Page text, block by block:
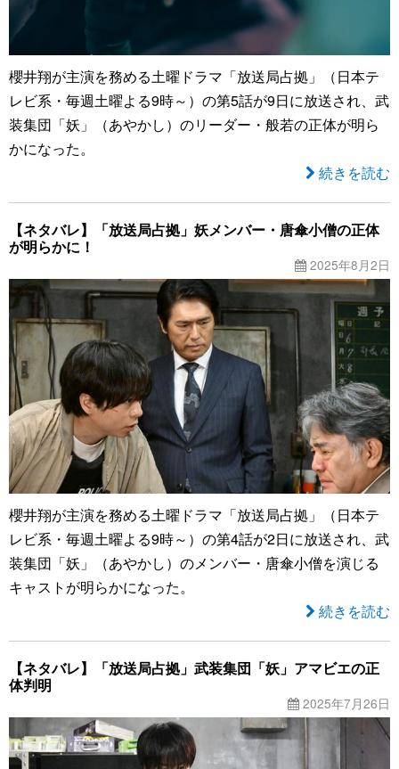
櫻井翔が主演を務める土曜ドラマ「放送局占拠」（日本テ
レビ系・毎週土曜よる9時～）の第5話が9日に放送され、武
装集団「妖」（あやかし）のリーダー・般若の正体が明ら
かになった。
続きを読む
【ネタバレ】「放送局占拠」妖メンバー・唐傘小僧の正体
が明らかに！
2025年8月2日
櫻井翔が主演を務める土曜ドラマ「放送局占拠」（日本テ
レビ系・毎週土曜よる9時～）の第4話が2日に放送され、武
装集団「妖」（あやかし）のメンバー・唐傘小僧を演じる
キャストが明らかになった。
続きを読む
【ネタバレ】「放送局占拠」武装集団「妖」アマビエの正
体判明
2025年7月26日